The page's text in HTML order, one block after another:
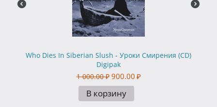
Who Dies In Siberian Slush - Уроки Смирения (CD)
Digipak
1 000.00 ₽ 900.00 ₽
В корзину